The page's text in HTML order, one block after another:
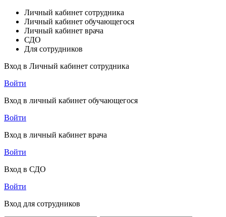
Личный кабинет сотрудника
Личный кабинет обучающегося
Личный кабинет врача
СДО
Для сотрудников
Вход в Личный кабинет сотрудника
Войти
Вход в личный кабинет обучающегося
Войти
Вход в личный кабинет врача
Войти
Вход в СДО
Войти
Вход для сотрудников